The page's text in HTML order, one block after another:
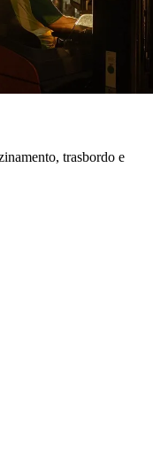
trasbordo e